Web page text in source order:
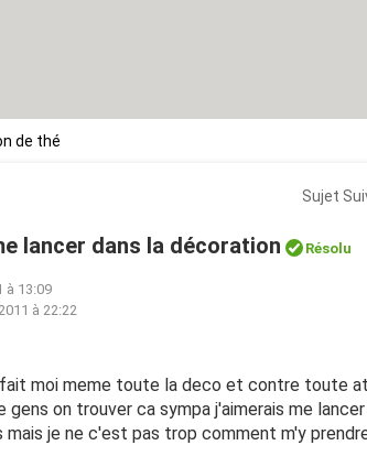
de thé
Sujet
lancer dans la décoration Résolu
à 13:09
à 22:22
fait moi meme toute la deco et contre toute
gens on trouver ca sympa j'aimerais me
je ne c'est pas trop comment m'y